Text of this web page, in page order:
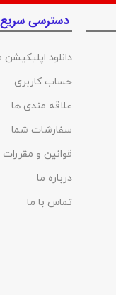
دسترسی سریع
دانلود اپلیکیشن
حساب کاربری
علاقه مندی ها
سفارشات شما
قوانین و مقررات
درباره ما
تماس با ما